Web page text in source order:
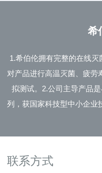
希
1.希伯伦拥有完整的在线
对产品进行高温灭菌、疲劳
拟测试。2.公司主导产品
列，获国家科技型中小企业
氟乙烯（PTFE)隔膜片，及
联系方式